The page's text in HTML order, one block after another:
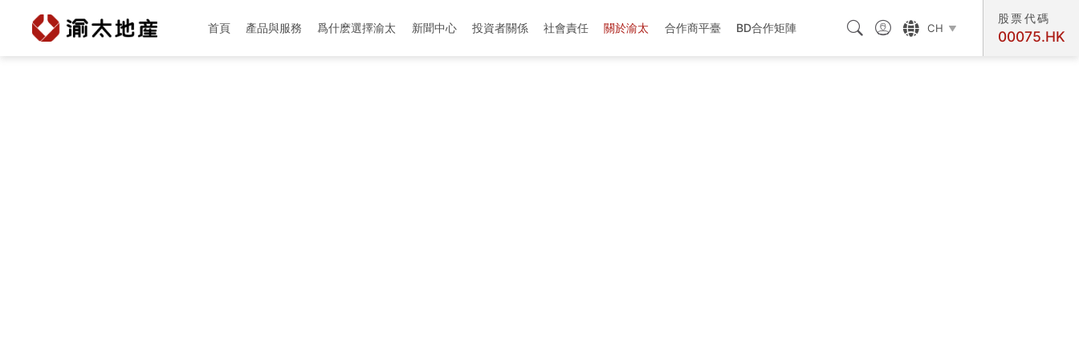
首頁 產品與服務 爲什麽選擇渝太 新聞中心 投資者關係 社會責任 關於渝太 合作商平臺 BD合作矩陣    CH 
股票代碼
00075.HK